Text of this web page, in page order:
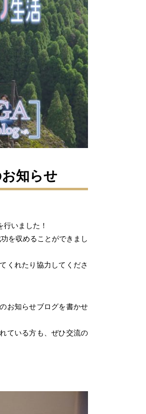
知らせ
いました！
を収めることができまし
くれたり協力してくださ
お知らせブログを書かせ
ている方も、ぜひ交流の